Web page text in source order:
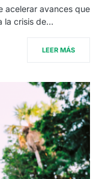
acelerar avances que
la crisis de…
LEER MÁS